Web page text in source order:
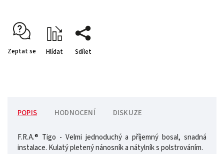
Zeptat se Hlídat Sdílet
POPIS HODNOCENÍ DISKUZE
F.R.A.® Tigo - Velmi jednoduchý a příjemný bosal, snadná
instalace. Kulatý pletený nánosník a nátylník s polstrováním.